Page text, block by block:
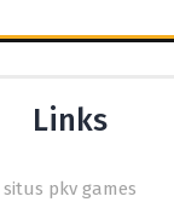
Links
situs pkv games